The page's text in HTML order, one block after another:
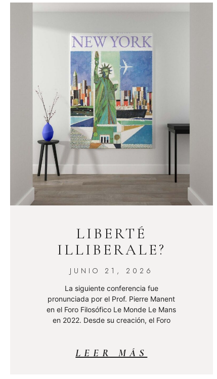
LIBERTÉ
ILLIBERALE?
JUNIO 21, 2026
La siguiente conferencia fue
pronunciada por el Prof. Pierre Manent
en el Foro Filosófico Le Monde Le Mans
en 2022. Desde su creación, el Foro
LEER MÁS